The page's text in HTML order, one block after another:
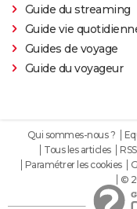
bande-annonce...
Piège de cristal
Batman v
t-il une suite ?
Spider-Man No
streaming et à
Les Éternels :
Guide du streaming
Guide vie
Guides de voyage
Guide du voyageur
Qui sommes-nous ?
Tous les articles
RSS
Paramétrer les cookies
©